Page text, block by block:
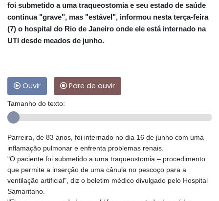
foi submetido a uma traqueostomia e seu estado de saúde
continua "grave", mas "estável", informou nesta terça-feira
(7) o hospital do Rio de Janeiro onde ele está internado na
UTI desde meados de junho.
Ouvir Pare de ouvir
Tamanho do texto:
Parreira, de 83 anos, foi internado no dia 16 de junho com uma
inflamação pulmonar e enfrenta problemas renais.
"O paciente foi submetido a uma traqueostomia – procedimento
que permite a inserção de uma cânula no pescoço para a
ventilação artificial", diz o boletim médico divulgado pelo Hospital
Samaritano.